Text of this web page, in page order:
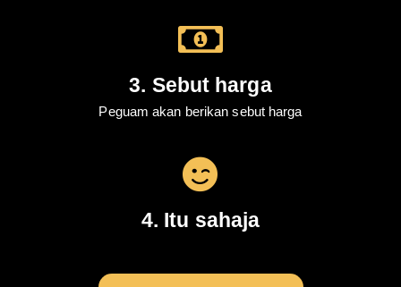
3. Sebut harga
Peguam akan berikan sebut harga
4. Itu sahaja